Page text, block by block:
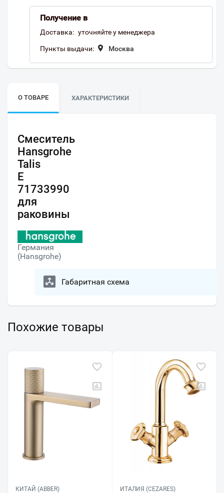
Получение в
Доставка: уточняйте у менеджера
Пункты выдачи: Москва
О ТОВАРЕ ХАРАКТЕРИСТИКИ
Смеситель
Hansgrohe
Talis
E
71733990
для
раковины
Германия
(Hansgrohe)
Габаритная схема
Похожие товары
КИТАЙ (ABBER) ИТАЛИЯ (CEZARES)